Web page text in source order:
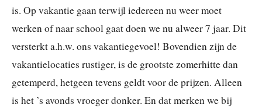
is. Op vakantie gaan terwijl iedereen nu weer moet
werken of naar school gaat doen we nu alweer 7 jaar. Dit
versterkt a.h.w. ons vakantiegevoel! Bovendien zijn de
vakantielocaties rustiger, is de grootste zomerhitte dan
getemperd, hetgeen tevens geldt voor de prijzen. Alleen
is het ’s avonds vroeger donker. En dat merken we bij